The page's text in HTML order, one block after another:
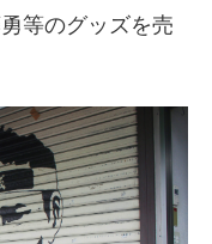
等のグッズを売